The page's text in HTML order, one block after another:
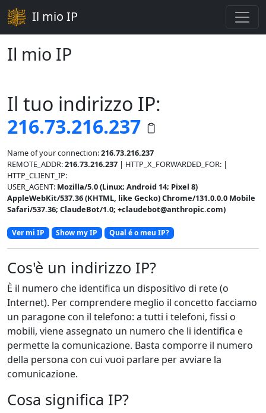
Il mio IP
Il mio IP
Il tuo indirizzo IP:
216.73.216.237
Name of your connection:216.73.216.237
REMOTE_ADDR:216.73.216.237 | HTTP_X_FORWARDED_FOR: |
HTTP_CLIENT_IP:
USER_AGENT: Mozilla/5.0 (Linux; Android 14; Pixel 8)
AppleWebKit/537.36 (KHTML, like Gecko) Chrome/131.0.0.0 Mobile
Safari/537.36; ClaudeBot/1.0; +claudebot@anthropic.com)
Ver mi IP Show my IP Qual é o meu IP?
Cos'è un indirizzo IP?
È il numero che identifica un dispositivo di rete (o
Internet). Per comprendere meglio il concetto facciamo
un paragone con il telefono: a tutti i telefoni, fissi o
mobili, viene assegnato un numero che li identifica e
permette la comunicazione. Basta comporre il numero
della persona con cui vuoi parlare per avviare la
comunicazione.
Cosa significa IP?